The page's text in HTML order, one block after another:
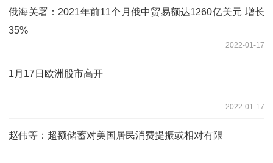
俄海关署：2021年前11个月俄中贸易额达1260亿美元 增长
35%
2022-01-17
1月17日欧洲股市高开
2022-01-17
赵伟等：超额储蓄对美国居民消费提振或相对有限